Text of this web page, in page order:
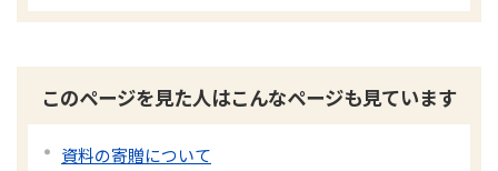
このページを見た人はこんなページも見ています
資料の寄贈について